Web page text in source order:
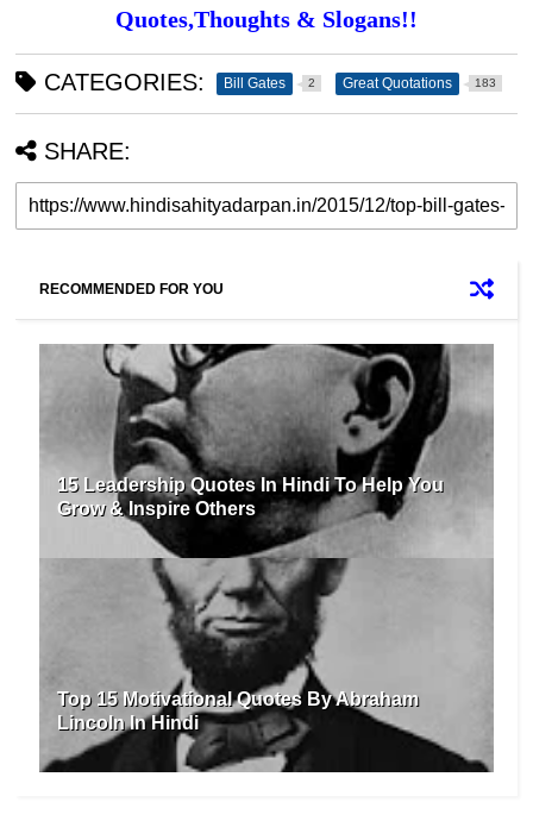
Quotes,Thoughts & Slogans!!
CATEGORIES: Bill Gates 2 Great Quotations 183
SHARE:
RECOMMENDED FOR YOU
15 Leadership Quotes In Hindi To Help You
Grow & Inspire Others
Top 15 Motivational Quotes By Abraham
Lincoln In Hindi